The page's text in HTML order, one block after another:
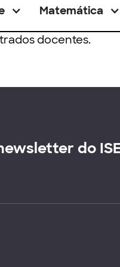
Matemática
docentes.
do